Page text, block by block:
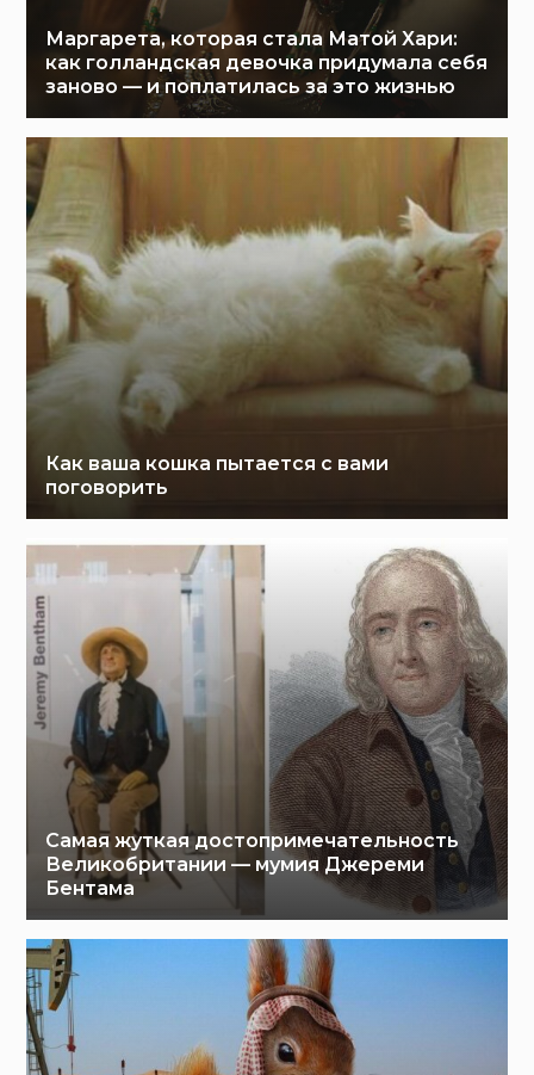
Маргарета, которая стала Матой Хари:
как голландская девочка придумала себя
заново — и поплатилась за это жизнью
Как ваша кошка пытается с вами
поговорить
Самая жуткая достопримечательность
Великобритании — мумия Джереми
Бентама